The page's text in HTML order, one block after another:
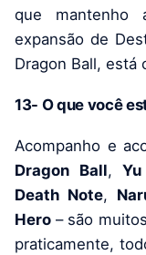
que mantenho
expansão de
Dragon Ball, está
13- O que você
Acompanho e
Dragon Ball,
Death Note,
Hero – são
praticamente,